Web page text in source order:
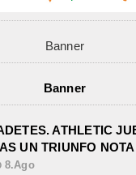
ATHLETIC
UN TRIUNFO
8.Ago